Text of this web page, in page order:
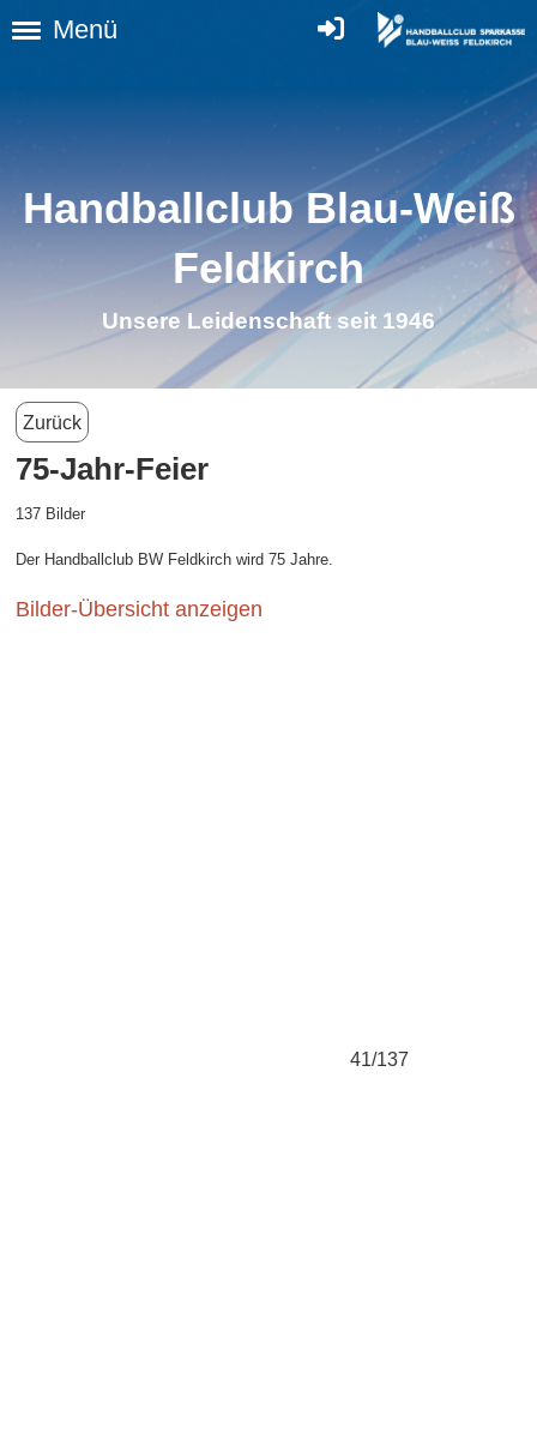
Menü
Handballclub Blau-Weiß
Feldkirch
Unsere Leidenschaft seit 1946
Zurück
75-Jahr-Feier
137 Bilder
Der Handballclub BW Feldkirch wird 75 Jahre.
Bilder-Übersicht anzeigen